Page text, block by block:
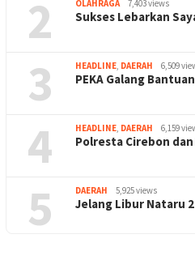
2 OLAHRAGA 7,403 views
Sukses Lebarkan
3 HEADLINE, DAERAH 6,509
PEKA Galang
4 HEADLINE, DAERAH 6,159
Polresta Cirebon
5 DAERAH 5,925 views
Jelang Libur Nataru